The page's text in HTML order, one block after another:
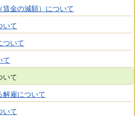
金の減額）について
いて
ついて
て
いて
解雇について
いて